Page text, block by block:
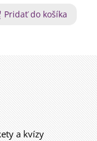
Pridať do košíka
a kvízy